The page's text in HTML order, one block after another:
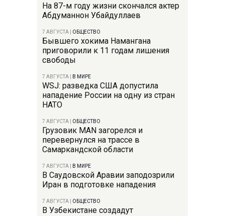
На 87-м году жизни скончался актер
Абдуманнон Убайдуллаев
7 АВГУСТА ОБЩЕСТВО
Бывшего хокима Намангана
приговорили к 11 годам лишения
свободы
7 АВГУСТА В МИРЕ
WSJ: разведка США допустила
нападение России на одну из стран
НАТО
7 АВГУСТА ОБЩЕСТВО
Грузовик MAN загорелся и
перевернулся на трассе в
Самаркандской области
7 АВГУСТА В МИРЕ
В Саудовской Аравии заподозрили
Иран в подготовке нападения
7 АВГУСТА ОБЩЕСТВО
В Узбекистане создадут